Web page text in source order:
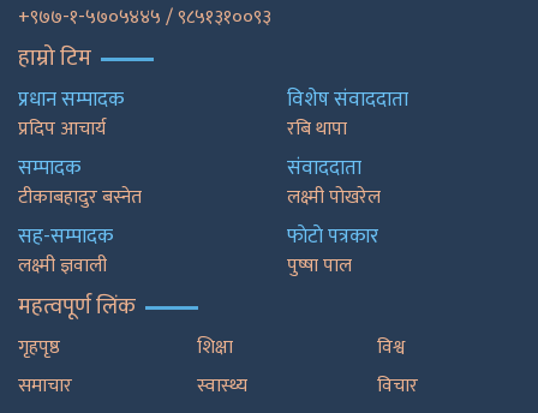
+९७७-१-५७०५४४५ / ९८५१३१००९३
हाम्रो टिम
प्रधान सम्पादक
प्रदिप आचार्य
सम्पादक
टीकाबहादुर बस्नेत
सह-सम्पादक
लक्ष्मी ज्ञवाली
विशेष संवाददाता
रबि थापा
संवाददाता
लक्ष्मी पोखरेल
फाेटाे पत्रकार
पुष्षा पाल
महत्वपूर्ण लिंक
गृहपृष्ठ
समाचार
शिक्षा
स्वास्थ्य
विश्व
विचार